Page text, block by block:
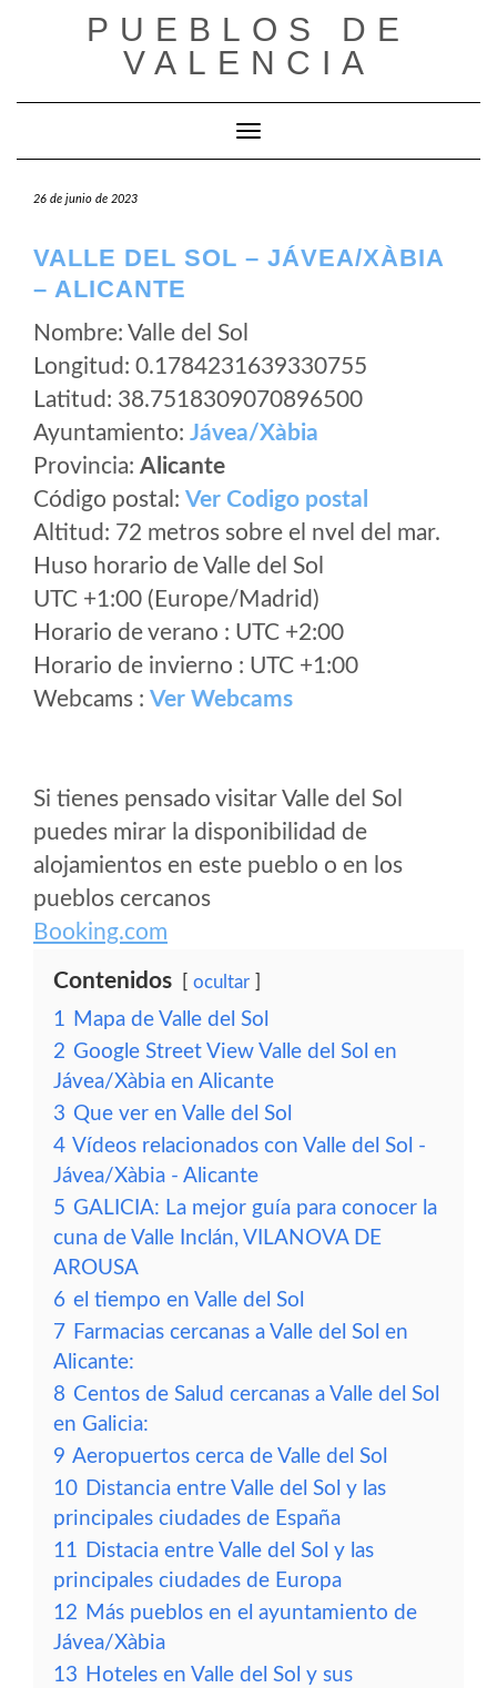
PUEBLOS DE
VALENCIA
Cambiar modo de navegación
26 de junio de 2023
VALLE DEL SOL – JÁVEA/XÀBIA
– ALICANTE
Nombre: Valle del Sol
Longitud: 0.1784231639330755
Latitud: 38.7518309070896500
Ayuntamiento: Jávea/Xàbia
Provincia: Alicante
Código postal: Ver Codigo postal
Altitud: 72 metros sobre el nvel del mar.
Huso horario de Valle del Sol
UTC +1:00 (Europe/Madrid)
Horario de verano : UTC +2:00
Horario de invierno : UTC +1:00
Webcams : Ver Webcams
Si tienes pensado visitar Valle del Sol
puedes mirar la disponibilidad de
alojamientos en este pueblo o en los
pueblos cercanos
Booking.com
Contenidos ocultar
1 Mapa de Valle del Sol
2 Google Street View Valle del Sol en
Jávea/Xàbia en Alicante
3 Que ver en Valle del Sol
4 Vídeos relacionados con Valle del Sol -
Jávea/Xàbia - Alicante
5 GALICIA: La mejor guía para conocer la
cuna de Valle Inclán, VILANOVA DE
AROUSA
6 el tiempo en Valle del Sol
7 Farmacias cercanas a Valle del Sol en
Alicante:
8 Centos de Salud cercanas a Valle del Sol
en Galicia:
9 Aeropuertos cerca de Valle del Sol
10 Distancia entre Valle del Sol y las
principales ciudades de España
11 Distacia entre Valle del Sol y las
principales ciudades de Europa
12 Más pueblos en el ayuntamiento de
Jávea/Xàbia
13 Hoteles en Valle del Sol y sus